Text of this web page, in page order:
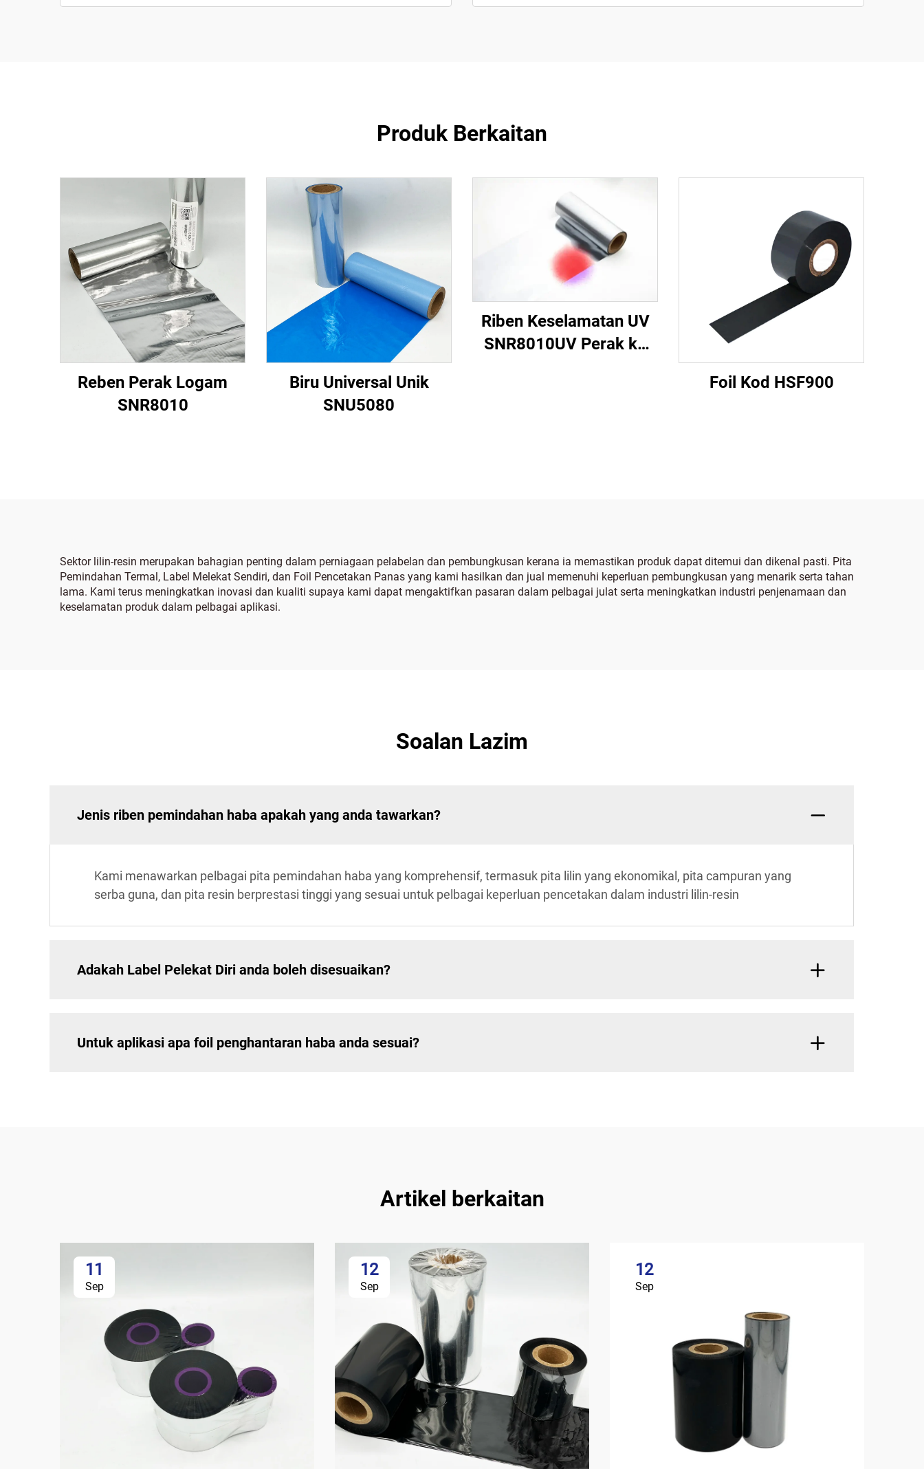
Produk Berkaitan
Reben Perak Logam
SNR8010
Biru Universal Unik
SNU5080
Riben Keselamatan UV
SNR8010UV Perak ke
Foil Kod HSF900
Sektor lilin-resin merupakan bahagian penting dalam perniagaan pelabelan dan pembungkusan kerana ia memastikan produk dapat ditemui dan dikenal pasti. Pita
Pemindahan Termal, Label Melekat Sendiri, dan Foil Pencetakan Panas yang kami hasilkan dan jual memenuhi keperluan pembungkusan yang menarik serta tahan
lama. Kami terus meningkatkan inovasi dan kualiti supaya kami dapat mengaktifkan pasaran dalam pelbagai julat serta meningkatkan industri penjenamaan dan
keselamatan produk dalam pelbagai aplikasi.
Soalan Lazim
Jenis riben pemindahan haba apakah yang anda tawarkan?
Kami menawarkan pelbagai pita pemindahan haba yang komprehensif, termasuk pita lilin yang ekonomikal, pita campuran yang
serba guna, dan pita resin berprestasi tinggi yang sesuai untuk pelbagai keperluan pencetakan dalam industri lilin-resin
Adakah Label Pelekat Diri anda boleh disesuaikan?
Untuk aplikasi apa foil penghantaran haba anda sesuai?
Artikel berkaitan
11
Sep
12
Sep
12
Sep